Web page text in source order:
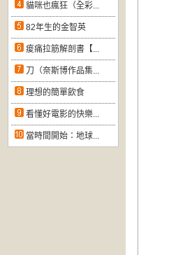
貓咪也瘋狂（全彩...
82年生的金智英
痠痛拉筋解剖書【...
刀（奈斯博作品集...
理想的簡單飲食
看懂好電影的快樂...
當時間開始：地球...